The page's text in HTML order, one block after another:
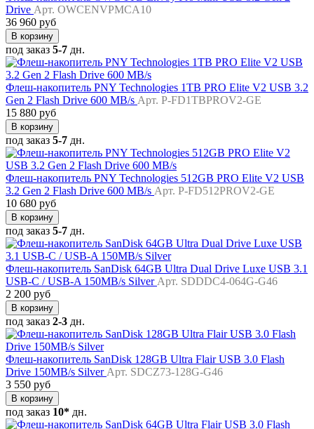
Drive Арт. OWCENVPMCA10
36 960 руб
В корзину
под заказ 5-7 дн.
Флеш-накопитель PNY Technologies 1TB PRO Elite V2 USB 3.2
Gen 2 Flash Drive 600 MB/s Арт. P-FD1TBPROV2-GE
15 880 руб
В корзину
под заказ 5-7 дн.
Флеш-накопитель PNY Technologies 512GB PRO Elite V2 USB
3.2 Gen 2 Flash Drive 600 MB/s Арт. P-FD512PROV2-GE
10 680 руб
В корзину
под заказ 5-7 дн.
Флеш-накопитель SanDisk 64GB Ultra Dual Drive Luxe USB 3.1
USB-C / USB-A 150MB/s Silver Арт. SDDDC4-064G-G46
2 200 руб
В корзину
под заказ 2-3 дн.
Флеш-накопитель SanDisk 128GB Ultra Flair USB 3.0 Flash
Drive 150MB/s Silver Арт. SDCZ73-128G-G46
3 550 руб
В корзину
под заказ 10* дн.